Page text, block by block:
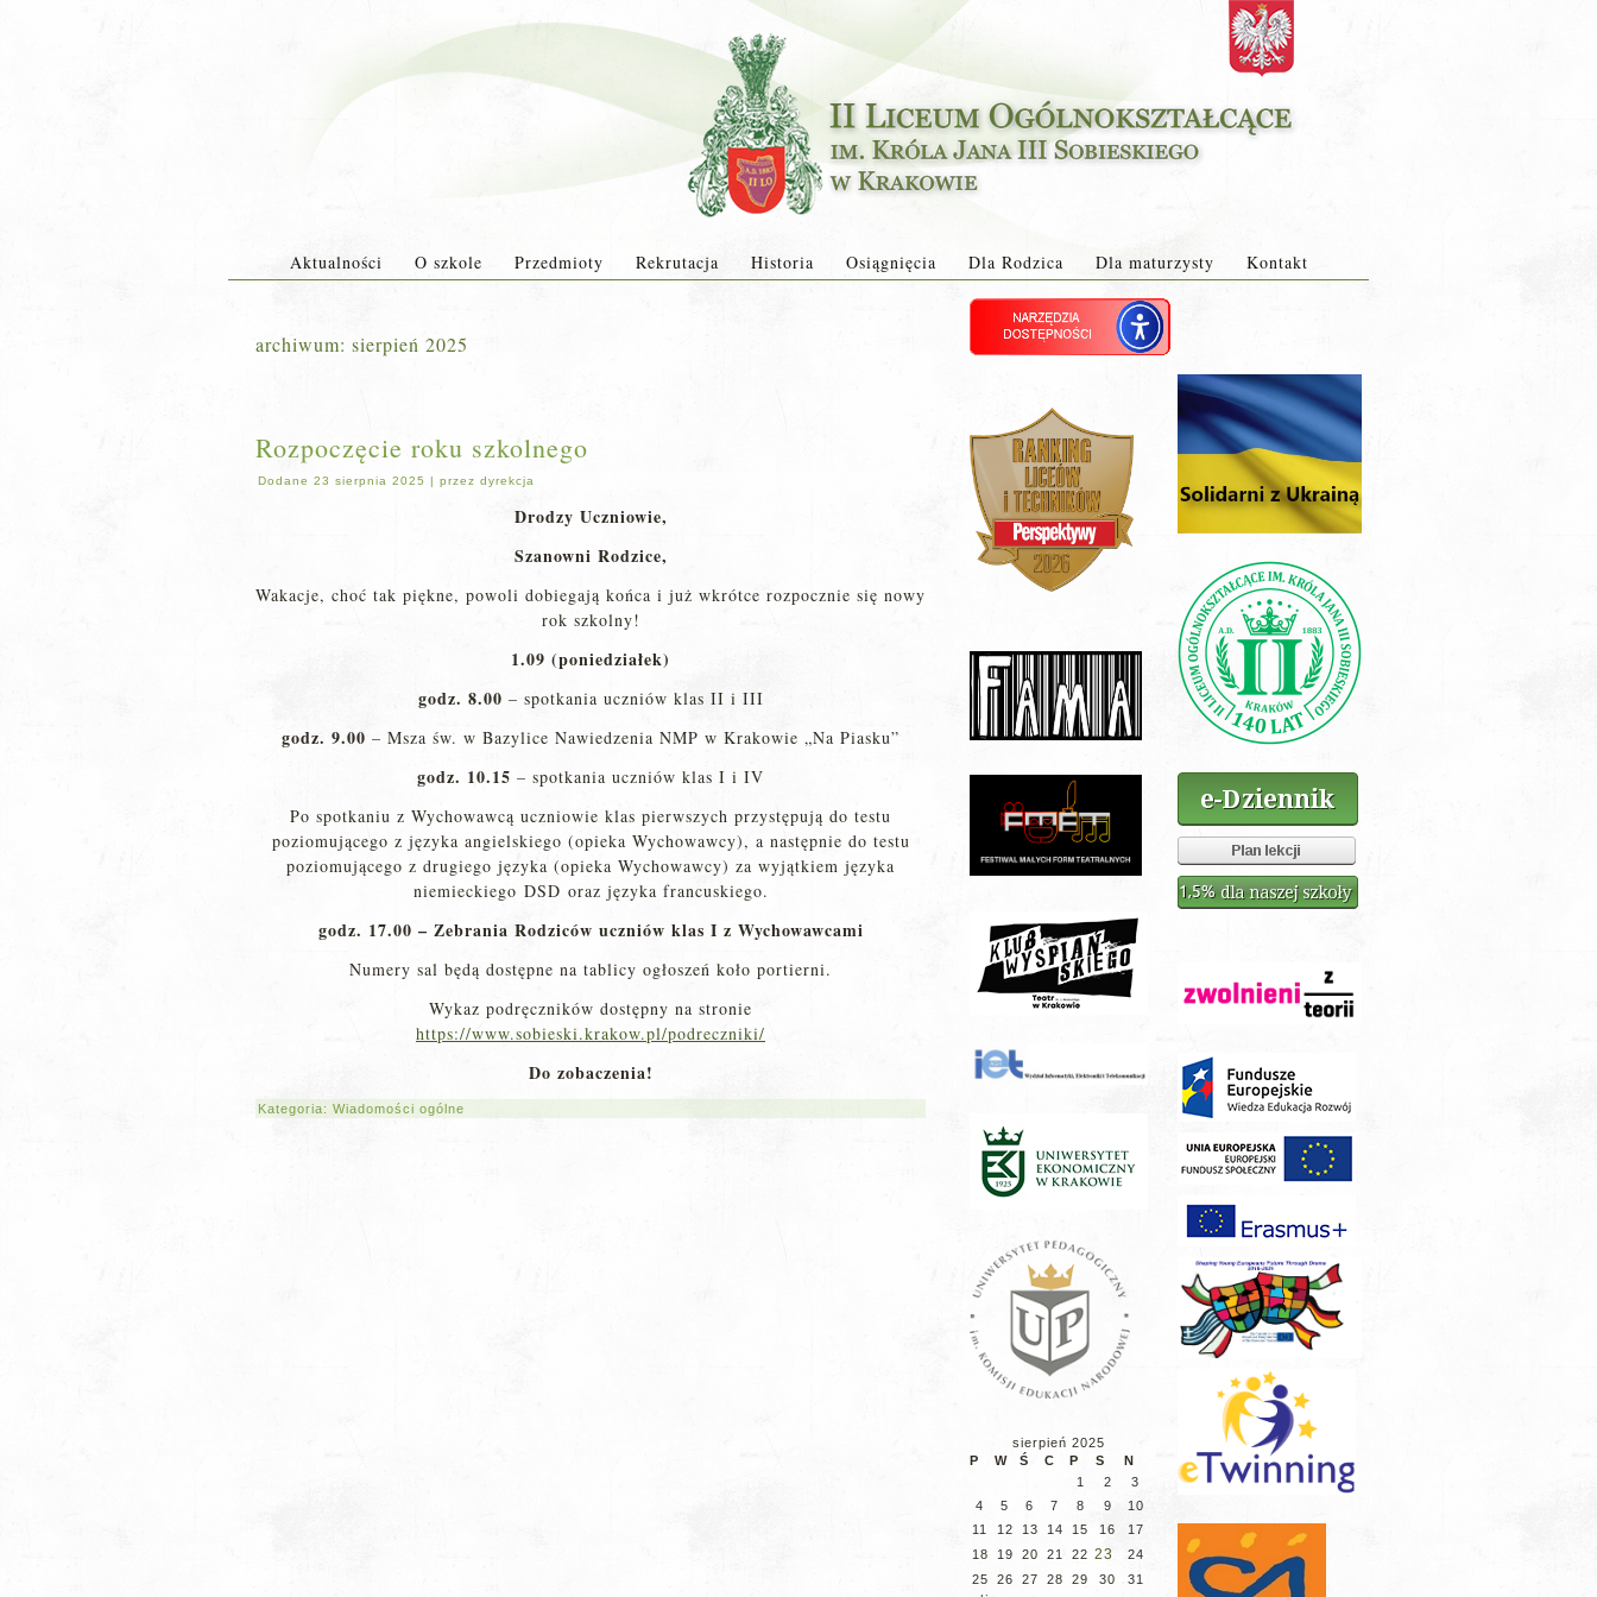
Aktualności O szkole Przedmioty Rekrutacja Historia Osiągnięcia Dla Rodzica Dla maturzysty Kontakt
archiwum: sierpień 2025
Rozpoczęcie roku szkolnego
Dodane 23 sierpnia 2025 | przez dyrekcja
Drodzy Uczniowie,
Szanowni Rodzice,
Wakacje, choć tak piękne, powoli dobiegają końca i już wkrótce rozpocznie się nowy
rok szkolny!
1.09 (poniedziałek)
godz. 8.00 – spotkania uczniów klas II i III
godz. 9.00 – Msza św. w Bazylice Nawiedzenia NMP w Krakowie „Na Piasku”
godz. 10.15 – spotkania uczniów klas I i IV
Po spotkaniu z Wychowawcą uczniowie klas pierwszych przystępują do testu
poziomującego z języka angielskiego (opieka Wychowawcy), a następnie do testu
poziomującego z drugiego języka (opieka Wychowawcy) za wyjątkiem języka
niemieckiego DSD oraz języka francuskiego.
godz. 17.00 – Zebrania Rodziców uczniów klas I z Wychowawcami
Numery sal będą dostępne na tablicy ogłoszeń koło portierni.
Wykaz podręczników dostępny na stronie
https://www.sobieski.krakow.pl/podreczniki/
Do zobaczenia!
Kategoria: Wiadomości ogólne
sierpień 2025
P
W Ś C P S
N
1
2
3
4
5 6 7 8 9
10
11
12 13 14 15 16
17
18
19 20 21 22 23
24
25
26 27 28 29 30 31